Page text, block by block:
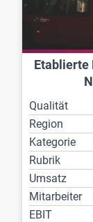
Etablierte
Qualität
Region
Kategorie
Rubrik
Umsatz
Mitarbeiter
EBIT